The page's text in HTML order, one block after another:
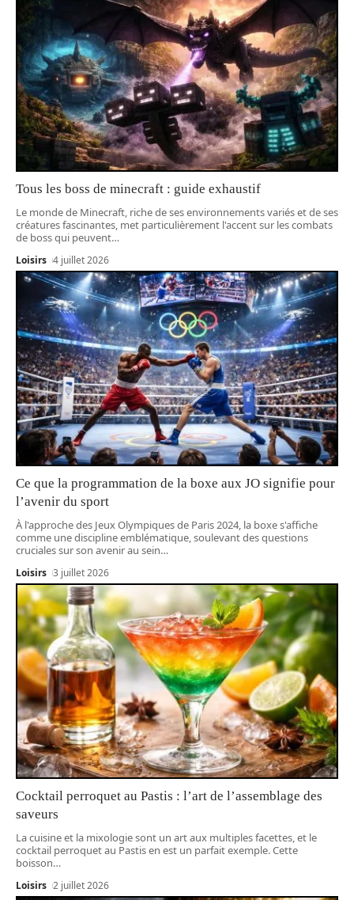
Tous les boss de minecraft : guide exhaustif
Le monde de Minecraft, riche de ses environnements variés et de ses
créatures fascinantes, met particulièrement l'accent sur les combats
de boss qui peuvent…
Loisirs 4 juillet 2026
Ce que la programmation de la boxe aux JO signifie pour
l’avenir du sport
À l'approche des Jeux Olympiques de Paris 2024, la boxe s'affiche
comme une discipline emblématique, soulevant des questions
cruciales sur son avenir au sein…
Loisirs 3 juillet 2026
Cocktail perroquet au Pastis : l’art de l’assemblage des
saveurs
La cuisine et la mixologie sont un art aux multiples facettes, et le
cocktail perroquet au Pastis en est un parfait exemple. Cette
boisson…
Loisirs 2 juillet 2026